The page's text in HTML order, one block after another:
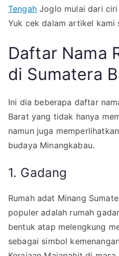
TengahJoglo mulai dari ciri
Yuk cek dalam artikel kami
Daftar Nama
di Sumatera
Ini dia beberapa daftar
Barat yang tidak hanya
namun juga
budaya Minangkabau.
1. Gadang
Rumah adat Minang
populer adalah rumah
bentuk atap melengkung
sebagai simbol